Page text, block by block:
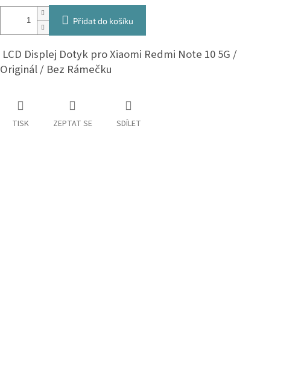
Přidat do košíku
LCD Displej Dotyk pro Xiaomi Redmi Note 10 5G /
Originál / Bez Rámečku
TISK ZEPTAT SE SDÍLET